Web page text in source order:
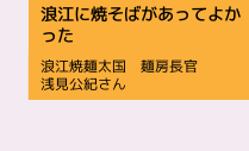
浪江に焼そばがあってよか
った
浪江焼麺太国 麺房長官
浅見公紀さん